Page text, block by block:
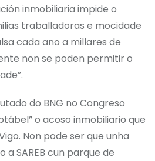
inmobiliaria impide o
traballadoras e mocidade
cada ano a millares de
non se poden permitir o
do BNG no Congreso
o acoso inmobiliario que
Non pode ser que unha
SAREB cun parque de